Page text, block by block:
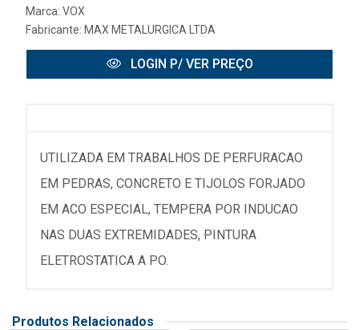
Marca: VOX
Fabricante: MAX METALURGICA LTDA
LOGIN P/ VER PREÇO
UTILIZADA EM TRABALHOS DE PERFURACAO
EM PEDRAS, CONCRETO E TIJOLOS FORJADO
EM ACO ESPECIAL, TEMPERA POR INDUCAO
NAS DUAS EXTREMIDADES, PINTURA
ELETROSTATICA A PO.
Produtos Relacionados